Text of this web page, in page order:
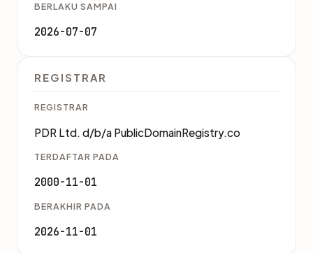
BERLAKU SAMPAI
2026-07-07
REGISTRAR
REGISTRAR
PDR Ltd. d/b/a PublicDomainRegistry.co
TERDAFTAR PADA
2000-11-01
BERAKHIR PADA
2026-11-01